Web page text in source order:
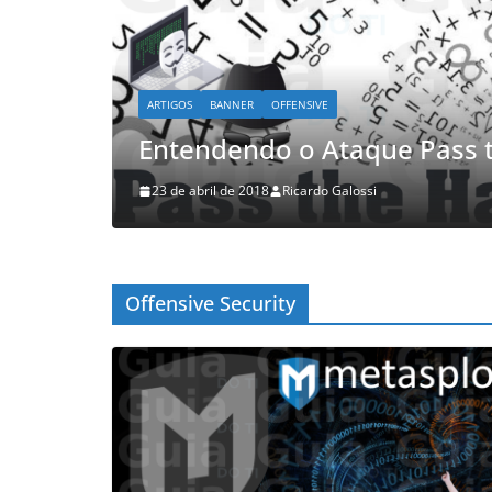
ARTIGOS BANNER OFFENSIVE
Entendendo o Ataque Pass
23 de abril de 2018 Ricardo Galossi
Offensive Security